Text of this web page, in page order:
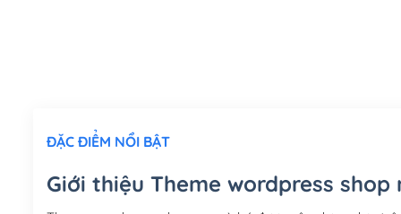
ĐẶC ĐIỂM NỔI BẬT
Giới thiệu Theme wordpress shop